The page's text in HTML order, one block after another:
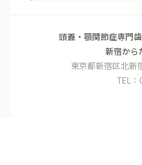
頭蓋・顎関節症専門
新宿から
東京都新宿区北新
TEL